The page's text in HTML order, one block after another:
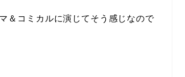
＆コミカルに演じてそう感じなので